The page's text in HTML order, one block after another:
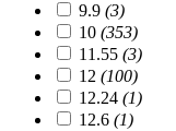
9.9 (3)
10 (353)
11.55 (3)
12 (100)
12.24 (1)
12.6 (1)